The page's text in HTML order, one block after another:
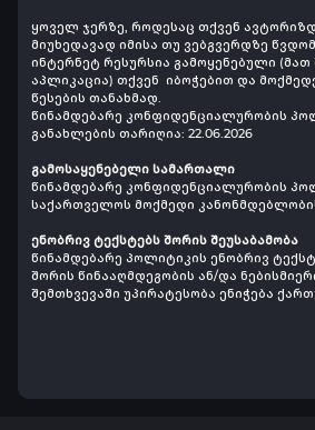
ყოველ ჯერზე, როდესაც თქვენ
მიუხედავად იმისა თუ ვებგვერდზე
ინტერნეტ რესურსია გამოყენებული
აპლიკაცია) თქვენ იბოჭებით და
წესების თანახმად.
წინამდებარე კონფიდენციალურობის
განახლების თარიღია: 22.06.2026
გამოსაყენებელი სამართალი
წინამდებარე კონფიდენციალურობის
საქართველოს მოქმედი
ენობრივ ტექსტებს შორის შეუსაბამობა
წინამდებარე პოლიტიკის ენობრივ
შორის წინააღმდეგობის ან/და
შემთხვევაში უპირატესობა ენიჭება